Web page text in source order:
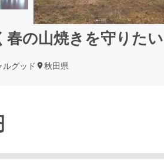
春の山焼きを守りたい
ルグッド 秋田県